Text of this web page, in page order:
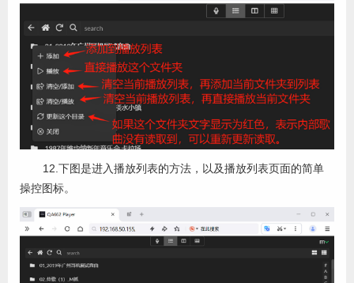
12.下图是进入播放列表的方法，以及播放列表页面的简单
操控图标。